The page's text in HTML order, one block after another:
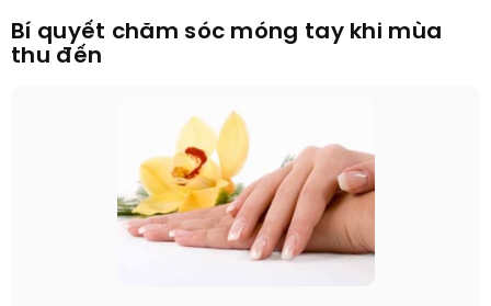
Bí quyết chăm sóc móng tay khi mùa
thu đến